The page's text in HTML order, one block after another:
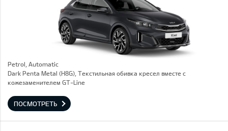
Petrol, Automatic
Dark Penta Metal (H8G), Текстильная обивка кресел вместе с
кожезаменителем GT-Line
ПОСМОТРЕТЬ